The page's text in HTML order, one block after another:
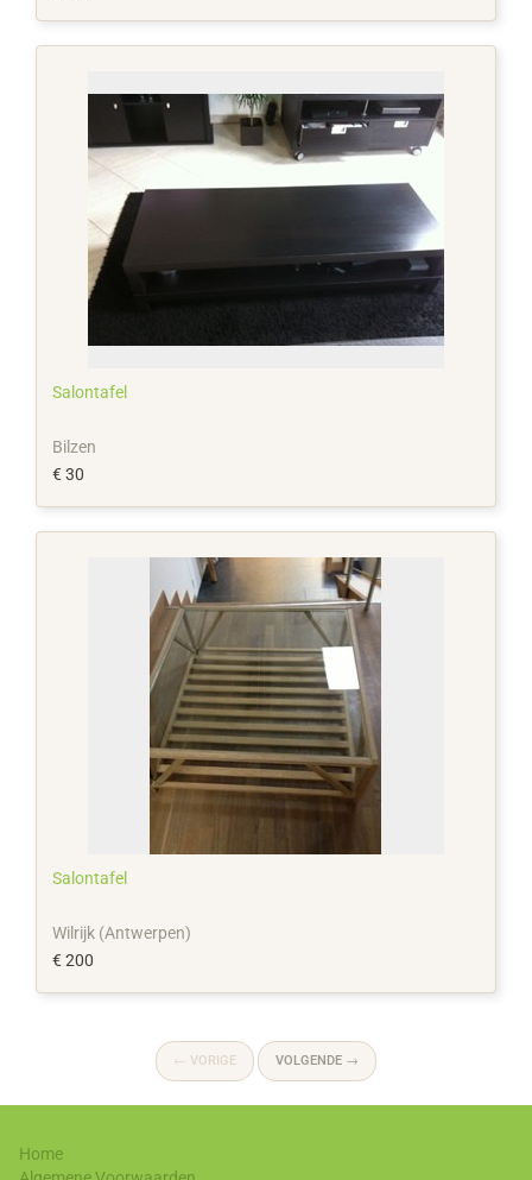
Salontafel
Bilzen
€ 30
Salontafel
Wilrijk (Antwerpen)
€ 200
← VORIGE VOLGENDE →
Home